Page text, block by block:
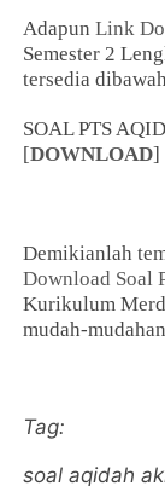
AdapunLink
Semester 2
tersedia
SOAL PTS
[DOWNLOAD]
Demikianlah
Download Soal
Kurikulum
mudah-
Tag:
soal aqidah